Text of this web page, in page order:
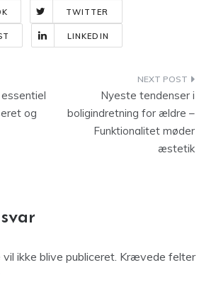
TWITTER
LINKEDIN
og
Nyeste tendenser i
boligindretning for ældre –
Funktionalitet møder
æstetik
ikke blive publiceret. Krævede felter